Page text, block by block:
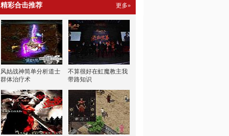
精彩合击推荐 更多»
风姑战神简单分析道士
群体治疗术
不算很好在虹魔教主我
带路知识